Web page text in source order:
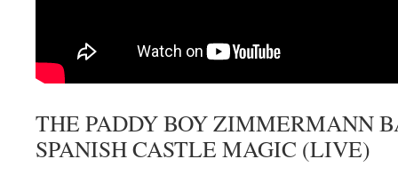
THE PADDY BOY ZIMMERMANN
SPANISH CASTLE MAGIC (LIVE)